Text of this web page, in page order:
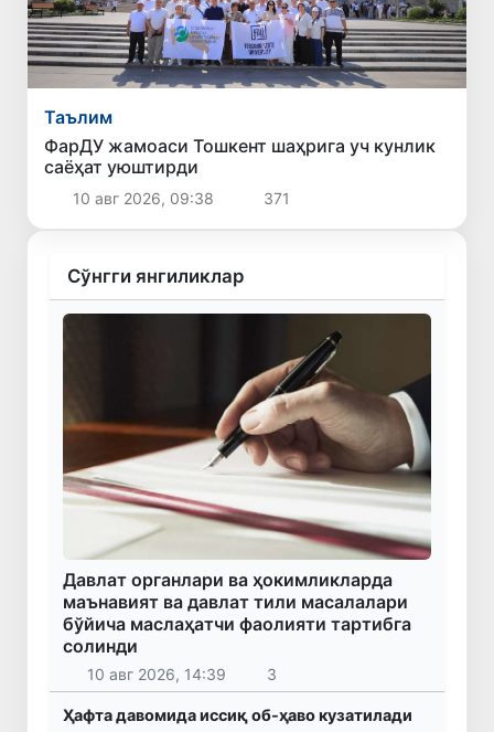
Таълим
ФарДУ жамоаси Тошкент шаҳрига уч кунлик
саёҳат уюштирди
10 авг 2026, 09:38 371
Сўнгги янгиликлар
Давлат органлари ва ҳокимликларда
маънавият ва давлат тили масалалари
бўйича маслаҳатчи фаолияти тартибга
солинди
10 авг 2026, 14:39 3
Ҳафта давомида иссиқ об-ҳаво кузатилади